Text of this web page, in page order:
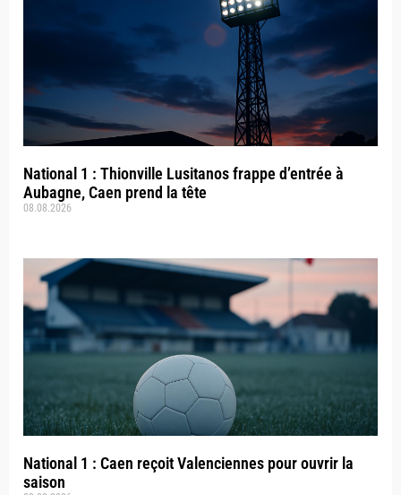
National 1 : Thionville Lusitanos frappe d’entrée à
Aubagne, Caen prend la tête
08.08.2026
National 1 : Caen reçoit Valenciennes pour ouvrir la
saison